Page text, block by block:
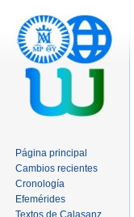
Página principal
Cambios recientes
Cronología
Efemérides
Textos de Calasanz